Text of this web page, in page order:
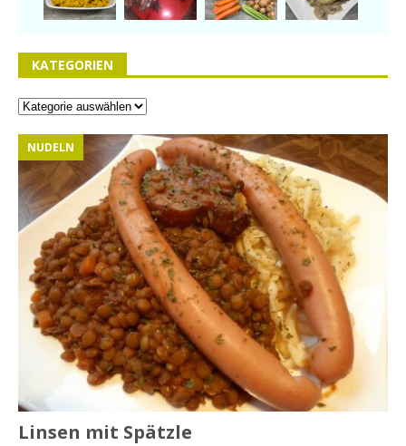
KATEGORIEN
Linsen mit Spätzle
NUDELN